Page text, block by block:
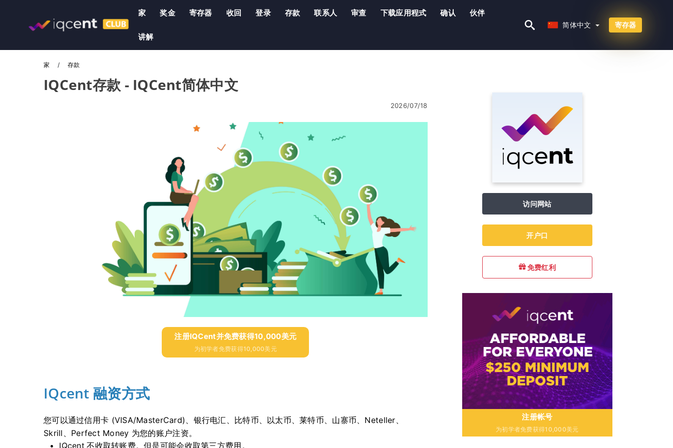
家 奖金 寄存器 收回 登录 存款 联系人 审查 下载应用程式 确认 伙伴
讲解
简体中文 寄存器
家 存款
IQCent存款 - IQCent简体中文
2026/07/18
注册IQCent并免费获得10,000美元
为初学者免费获得10,000美元
IQcent 融资方式
您可以通过信用卡 (VISA/MasterCard)、银行电汇、比特币、以太币、莱特币、山寨币、Neteller、
Skrill、Perfect Money 为您的账户注资。
IQcent 不收取转账费。但是可能会收取第三方费用。
访问网站
开户口
免费红利
注册帐号
为初学者免费获得10,000美元